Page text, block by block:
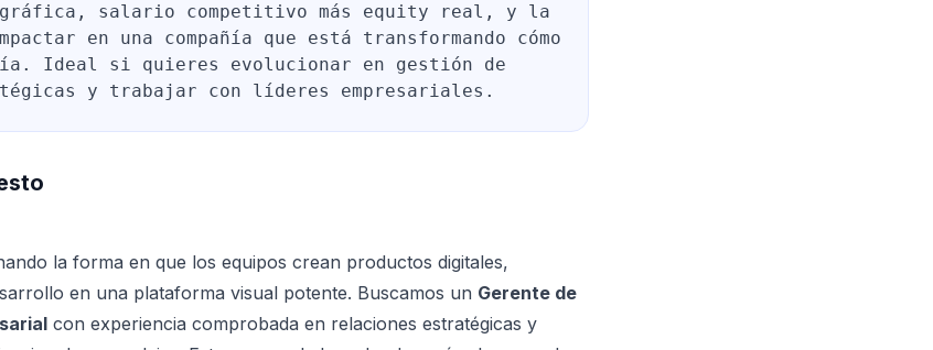
salario competitivo más equity real, y la
en una compañía que está transformando cómo
Ideal si quieres evolucionar en gestión de
y trabajar con líderes empresariales.
la forma en que los equipos crean productos digitales,
en una plataforma visual potente. Buscamos un Gerente de
con experiencia comprobada en relaciones estratégicas y